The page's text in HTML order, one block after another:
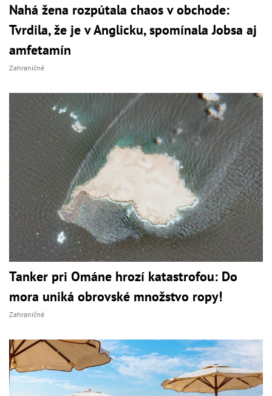
Nahá žena rozpútala chaos v obchode:
Tvrdila, že je v Anglicku, spomínala Jobsa aj
amfetamín
Zahraničné
Tanker pri Ománe hrozí katastrofou: Do
mora uniká obrovské množstvo ropy!
Zahraničné